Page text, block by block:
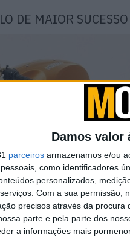
Damos valor
parceiros armazenamos e/ou
como identificadores
personalizados,
Com a sua permissão,
precisos através da
parte e pela parte dos
a informações mais
DE MAIOR SUCESSO